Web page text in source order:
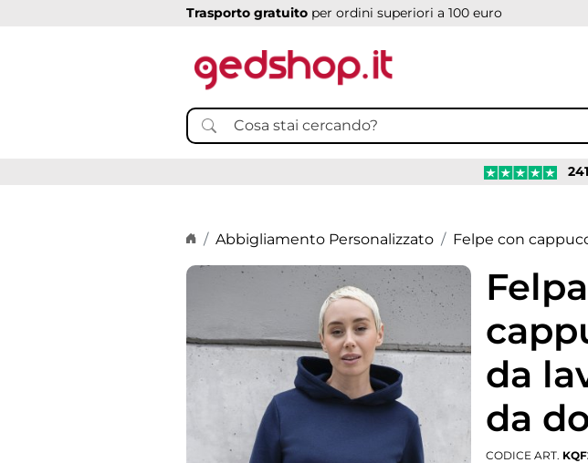
Trasporto gratuito per ordini superiori a 100 euro
Home page
Abbigliamento Personalizzato Felpe con
da
da
CODICE ART.